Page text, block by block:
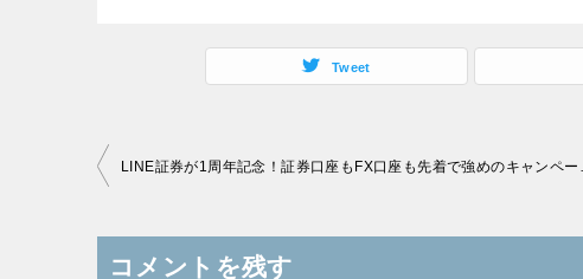
Tweet
投
ナ
LINE証券が
コメントを残す